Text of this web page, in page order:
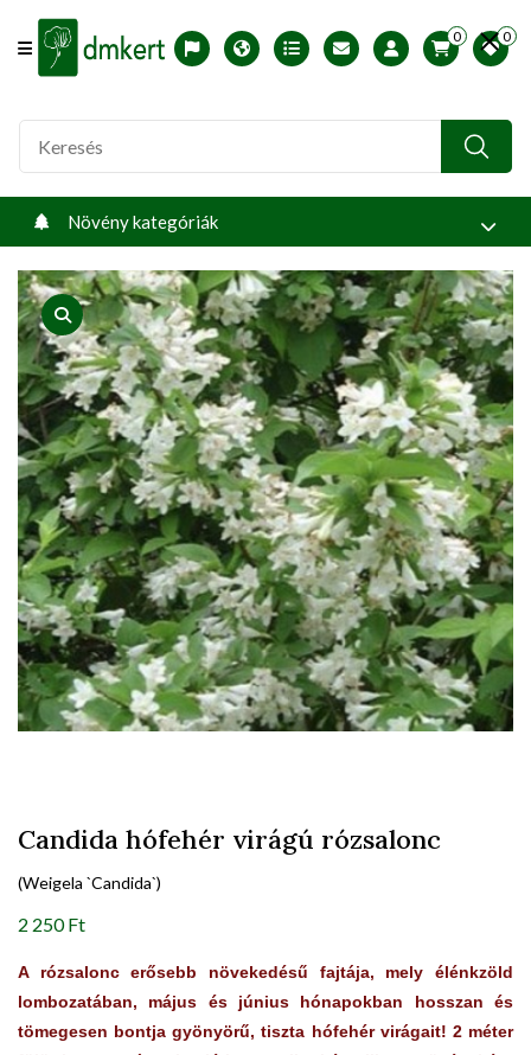
Offcanvas Menu Open
English version
Télállósági zónák
Nyomtatható ABC árjegyzék
Profilom
0 0
Növény kategóriák
product view
Candida hófehér virágú rózsalonc
(Weigela `Candida`)
2 250 Ft
A rózsalonc erősebb növekedésű fajtája, mely élénkzöld
lombozatában, május és június hónapokban hosszan és
tömegesen bontja gyönyörű, tiszta hófehér virágait! 2 méter